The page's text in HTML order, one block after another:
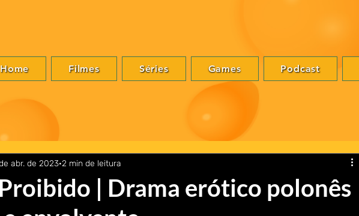
Home Filmes Séries Games Podcast
| Drama erótico polonês
abr. de 2023 2 min de leitura